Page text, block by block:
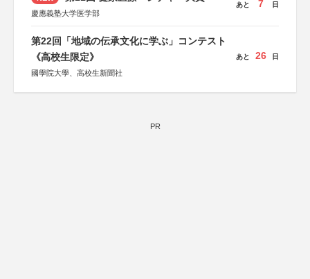
慶應義塾大学医学部
あと 7 日
第22回「地域の伝承文化に学ぶ」コンテスト
《高校生限定》
國學院大學、高校生新聞社
あと 26 日
PR